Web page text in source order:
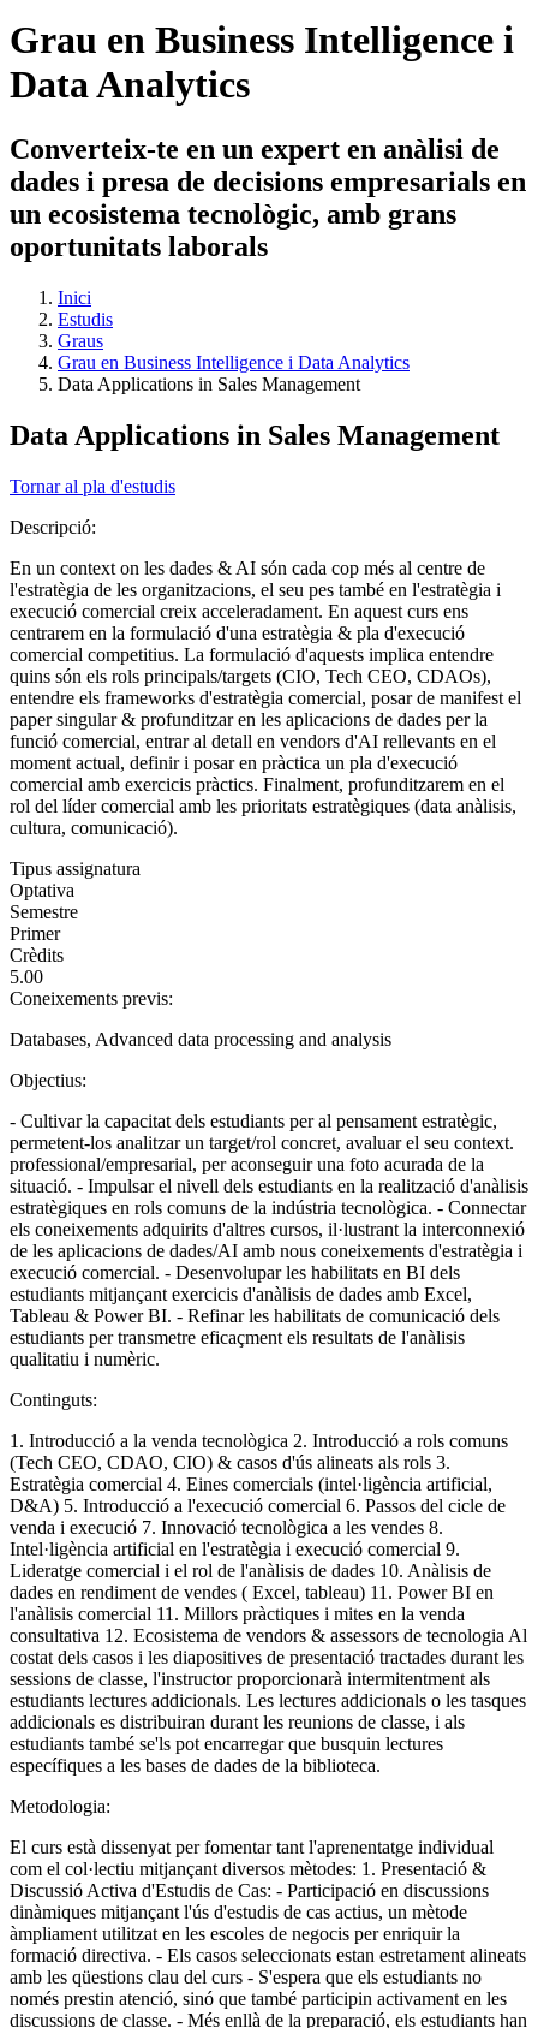
Grau en Business Intelligence i
Data Analytics
Converteix-te en un expert en anàlisi de
dades i presa de decisions empresarials en
un ecosistema tecnològic, amb grans
oportunitats laborals
Inici
Estudis
Graus
Grau en Business Intelligence i Data Analytics
Data Applications in Sales Management
Data Applications in Sales Management
Tornar al pla d'estudis
Descripció:
En un context on les dades & AI són cada cop més al centre de
l'estratègia de les organitzacions, el seu pes també en l'estratègia i
execució comercial creix acceleradament. En aquest curs ens
centrarem en la formulació d'una estratègia & pla d'execució
comercial competitius. La formulació d'aquests implica entendre
quins són els rols principals/targets (CIO, Tech CEO, CDAOs),
entendre els frameworks d'estratègia comercial, posar de manifest el
paper singular & profunditzar en les aplicacions de dades per la
funció comercial, entrar al detall en vendors d'AI rellevants en el
moment actual, definir i posar en pràctica un pla d'execució
comercial amb exercicis pràctics. Finalment, profunditzarem en el
rol del líder comercial amb les prioritats estratègiques (data anàlisis,
cultura, comunicació).
Tipus assignatura
Optativa
Semestre
Primer
Crèdits
5.00
Coneixements previs:
Databases, Advanced data processing and analysis
Objectius:
- Cultivar la capacitat dels estudiants per al pensament estratègic,
permetent-los analitzar un target/rol concret, avaluar el seu context.
professional/empresarial, per aconseguir una foto acurada de la
situació. - Impulsar el nivell dels estudiants en la realització d'anàlisis
estratègiques en rols comuns de la indústria tecnològica. - Connectar
els coneixements adquirits d'altres cursos, il·lustrant la interconnexió
de les aplicacions de dades/AI amb nous coneixements d'estratègia i
execució comercial. - Desenvolupar les habilitats en BI dels
estudiants mitjançant exercicis d'anàlisis de dades amb Excel,
Tableau & Power BI. - Refinar les habilitats de comunicació dels
estudiants per transmetre eficaçment els resultats de l'anàlisis
qualitatiu i numèric.
Continguts:
1. Introducció a la venda tecnològica 2. Introducció a rols comuns
(Tech CEO, CDAO, CIO) & casos d'ús alineats als rols 3.
Estratègia comercial 4. Eines comercials (intel·ligència artificial,
D&A) 5. Introducció a l'execució comercial 6. Passos del cicle de
venda i execució 7. Innovació tecnològica a les vendes 8.
Intel·ligència artificial en l'estratègia i execució comercial 9.
Lideratge comercial i el rol de l'anàlisis de dades 10. Anàlisis de
dades en rendiment de vendes ( Excel, tableau) 11. Power BI en
l'anàlisis comercial 11. Millors pràctiques i mites en la venda
consultativa 12. Ecosistema de vendors & assessors de tecnologia Al
costat dels casos i les diapositives de presentació tractades durant les
sessions de classe, l'instructor proporcionarà intermitentment als
estudiants lectures addicionals. Les lectures addicionals o les tasques
addicionals es distribuiran durant les reunions de classe, i als
estudiants també se'ls pot encarregar que busquin lectures
específiques a les bases de dades de la biblioteca.
Metodologia:
El curs està dissenyat per fomentar tant l'aprenentatge individual
com el col·lectiu mitjançant diversos mètodes: 1. Presentació &
Discussió Activa d'Estudis de Cas: - Participació en discussions
dinàmiques mitjançant l'ús d'estudis de cas actius, un mètode
àmpliament utilitzat en les escoles de negocis per enriquir la
formació directiva. - Els casos seleccionats estan estretament alineats
amb les qüestions clau del curs - S'espera que els estudiants no
només prestin atenció, sinó que també participin activament en les
discussions de classe. - Més enllà de la preparació, els estudiants han